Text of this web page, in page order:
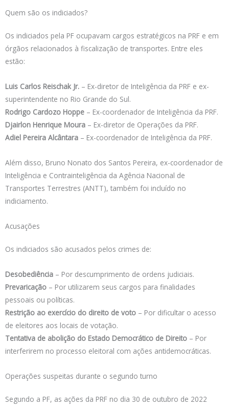
Quem são os indiciados?
Os indiciados pela PF ocupavam cargos estratégicos na PRF e em
órgãos relacionados à fiscalização de transportes. Entre eles
estão:
Luis Carlos Reischak Jr. – Ex-diretor de Inteligência da PRF e ex-
superintendente no Rio Grande do Sul.
Rodrigo Cardozo Hoppe – Ex-coordenador de Inteligência da PRF.
Djairlon Henrique Moura – Ex-diretor de Operações da PRF.
Adiel Pereira Alcântara – Ex-coordenador de Inteligência da PRF.
Além disso, Bruno Nonato dos Santos Pereira, ex-coordenador de
Inteligência e Contrainteligência da Agência Nacional de
Transportes Terrestres (ANTT), também foi incluído no
indiciamento.
Acusações
Os indiciados são acusados pelos crimes de:
Desobediência – Por descumprimento de ordens judiciais.
Prevaricação – Por utilizarem seus cargos para finalidades
pessoais ou políticas.
Restrição ao exercício do direito de voto – Por dificultar o acesso
de eleitores aos locais de votação.
Tentativa de abolição do Estado Democrático de Direito – Por
interferirem no processo eleitoral com ações antidemocráticas.
Operações suspeitas durante o segundo turno
Segundo a PF, as ações da PRF no dia 30 de outubro de 2022